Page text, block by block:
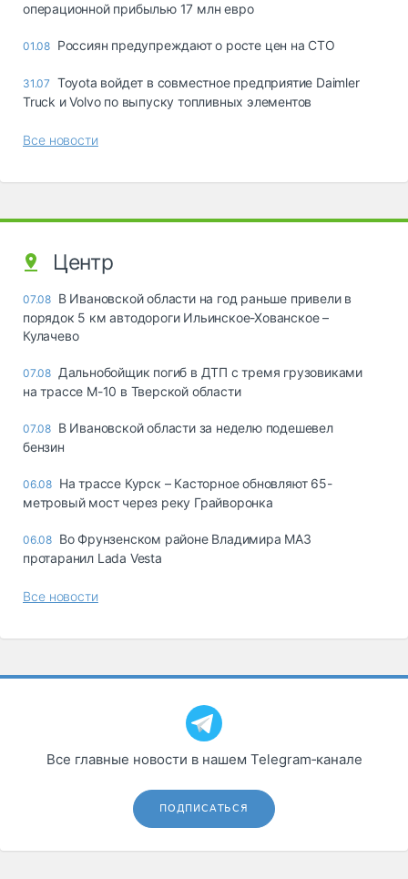
операционной прибылью 17 млн евро
01.08 Россиян предупреждают о росте цен на СТО
31.07 Toyota войдет в совместное предприятие Daimler
Truck и Volvo по выпуску топливных элементов
Все новости
Центр
07.08 В Ивановской области на год раньше привели в
порядок 5 км автодороги Ильинское-Хованское –
Кулачево
07.08 Дальнобойщик погиб в ДТП с тремя грузовиками
на трассе М-10 в Тверской области
07.08 В Ивановской области за неделю подешевел
бензин
06.08 На трассе Курск – Касторное обновляют 65-
метровый мост через реку Грайворонка
06.08 Во Фрунзенском районе Владимира МАЗ
протаранил Lada Vesta
Все новости
Все главные новости в нашем Telegram‑канале
ПОДПИСАТЬСЯ